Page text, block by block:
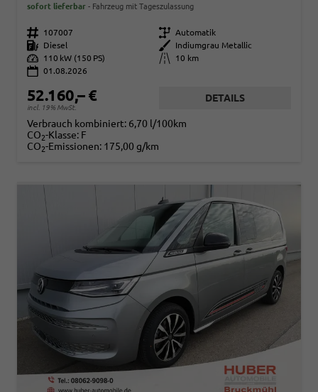
sofort lieferbar Fahrzeug mit Tageszulassung
Fahrzeugnr. 107007 Getriebe Automatik
Kraftstoff
Diesel Außenfarbe
Indiumgrau Metallic
Leistung
110 kW (150 PS) Kilometerstand
10 km
01.08.2026
52.160,– €
incl. 19% MwSt.
DETAILS
Verbrauch kombiniert: 6,70 l/100km
CO2-Klasse: F
CO2-Emissionen: 175,00 g/km